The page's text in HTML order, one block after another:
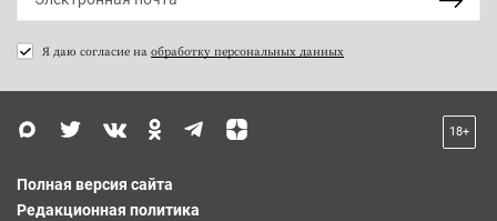
Я даю согласие на обработку персональных данных
18+
Полная версия сайта
Редакционная политика